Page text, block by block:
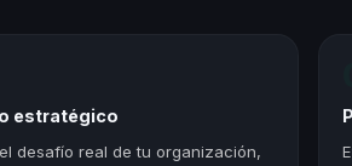
estratégico
desafío real de tu organización,